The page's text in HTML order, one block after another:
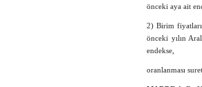
önceki aya ait
2) Birim
önceki yılın
endekse,
oranlanması